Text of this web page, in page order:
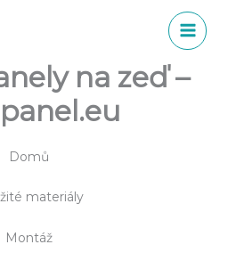
na zeď –
Domů
materiály
Montáž